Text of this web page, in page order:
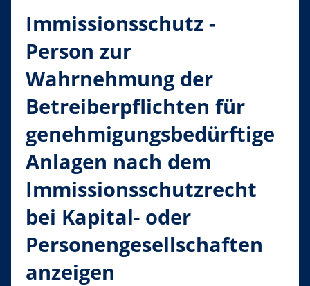
Immissionsschutz -
Person zur
Wahrnehmung der
Betreiberpflichten für
genehmigungsbedürftige
Anlagen nach dem
Immissionsschutzrecht
bei Kapital- oder
Personengesellschaften
anzeigen